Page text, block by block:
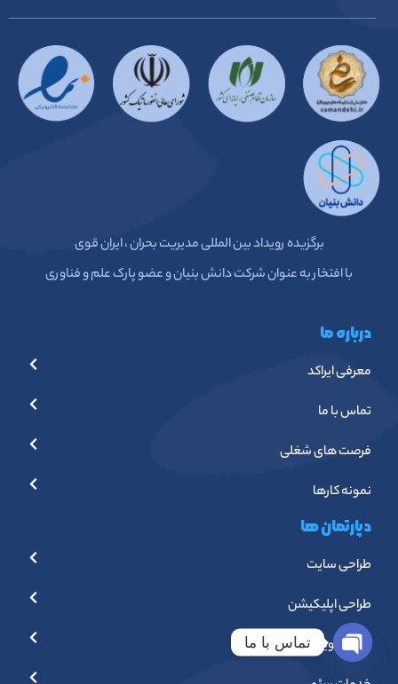
درباره ما
معرفی ایراکد
تماس با ما
فرصت های شغلی
نمونه کارها
دپارتمان ها
طراحی سایت
طراحی اپلیکیشن
برنامه نویسی
برگزیده رویداد بین المللی مدیریت بحران ، ایران قوی
با افتخار به عنوان شرکت دانش بنیان و عضو پارک علم و فناوری
تماس با ما